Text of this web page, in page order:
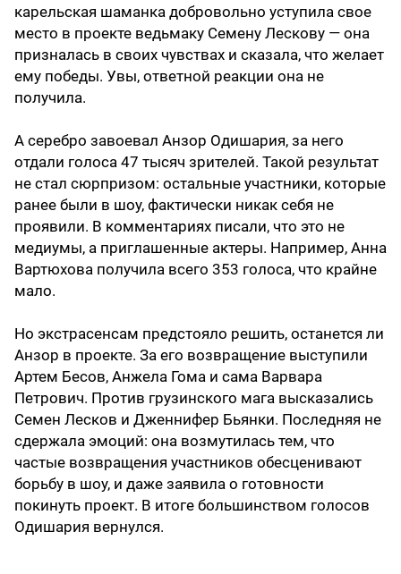
карельская шаманка добровольно уступила свое
место в проекте ведьмаку Семену Лескову — она
призналась в своих чувствах и сказала, что желает
ему победы. Увы, ответной реакции она не
получила.
А серебро завоевал Анзор Одишария, за него
отдали голоса 47 тысяч зрителей. Такой результат
не стал сюрпризом: остальные участники, которые
ранее были в шоу, фактически никак себя не
проявили. В комментариях писали, что это не
медиумы, а приглашенные актеры. Например, Анна
Вартюхова получила всего 353 голоса, что крайне
мало.
Но экстрасенсам предстояло решить, останется ли
Анзор в проекте. За его возвращение выступили
Артем Бесов, Анжела Гома и сама Варвара
Петрович. Против грузинского мага высказались
Семен Лесков и Дженнифер Бьянки. Последняя не
сдержала эмоций: она возмутилась тем, что
частые возвращения участников обесценивают
борьбу в шоу, и даже заявила о готовности
покинуть проект. В итоге большинством голосов
Одишария вернулся.